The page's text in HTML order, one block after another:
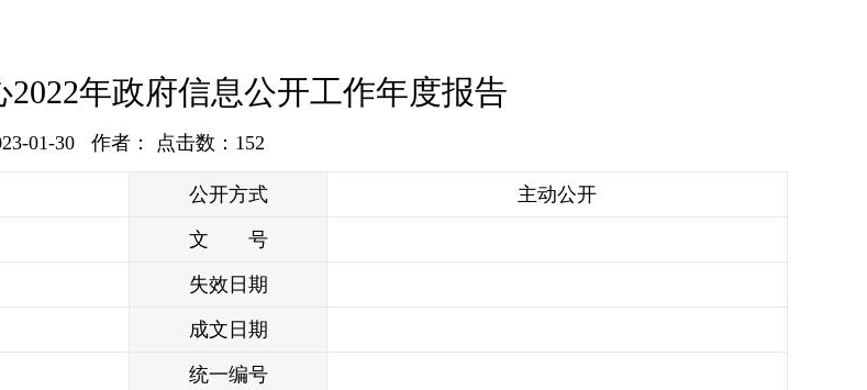
年政府信息公开工作年度报告
01-30 作者： 点击数： 152
公开方式 主动公开
文 号
失效日期
成文日期
统一编号